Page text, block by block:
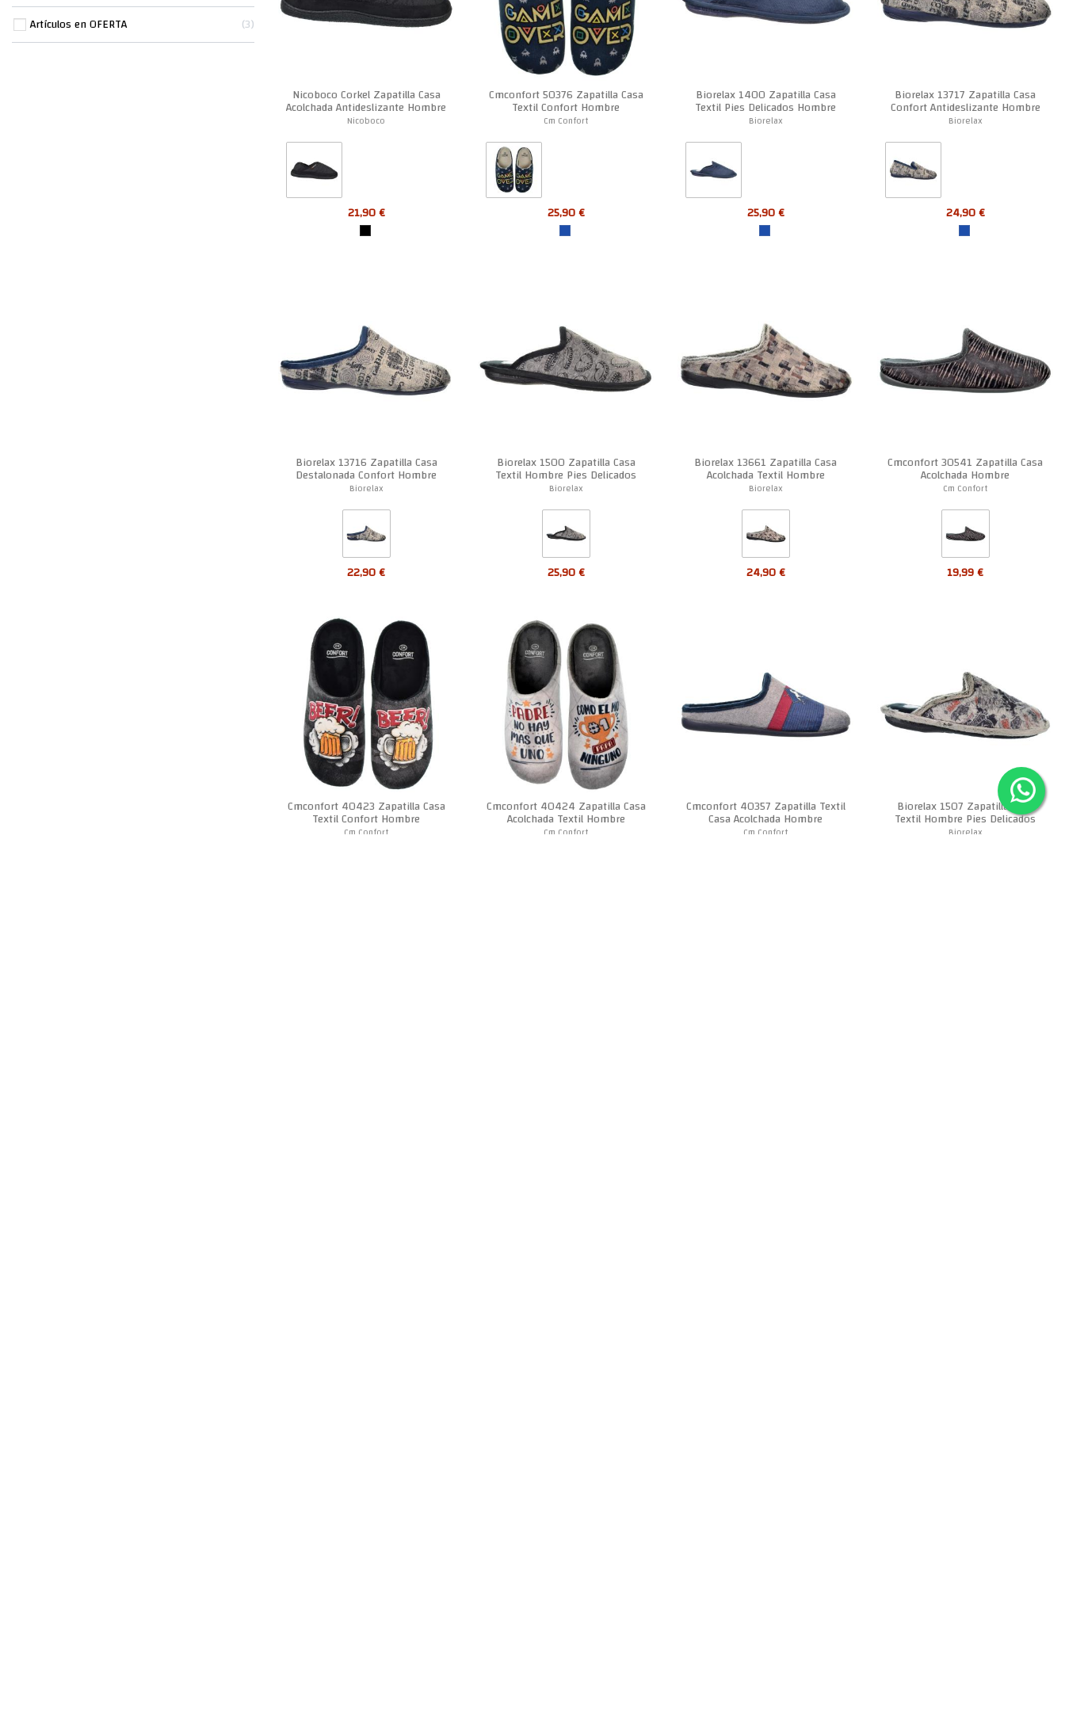
Nicoboco Corkel Zapatilla Casa
Acolchada Antideslizante Hombre
Nicoboco
21,90 €
Cmconfort 50376 Zapatilla Casa
Textil Confort Hombre
Cm Confort
25,90 €
Biorelax 1400 Zapatilla Casa
Textil Pies Delicados Hombre
Biorelax
25,90 €
Biorelax 13717 Zapatilla Casa
Confort Antideslizante Hombre
Biorelax
24,90 €
Biorelax 13716 Zapatilla Casa
Destalonada Confort Hombre
Biorelax
22,90 €
Biorelax 1500 Zapatilla Casa
Textil Hombre Pies Delicados
Biorelax
25,90 €
Biorelax 13661 Zapatilla Casa
Acolchada Textil Hombre
Biorelax
24,90 €
Cmconfort 30541 Zapatilla Casa
Acolchada Hombre
Cm Confort
19,99 €
Cmconfort 40423 Zapatilla Casa
Textil Confort Hombre
Cm Confort
Cmconfort 40424 Zapatilla Casa
Acolchada Textil Hombre
Cm Confort
Cmconfort 40357 Zapatilla Textil
Casa Acolchada Hombre
Cm Confort
Biorelax 1507 Zapatilla Casa
Textil Hombre Pies Delicados
Biorelax
Artículos en OFERTA
3
Suscríbete al boletín
Contacto
Markaje Shoes sl.
Avenida de Alicante 65 - 03202 Elche
601 13 75 55
Creado por:www.lepanto.es